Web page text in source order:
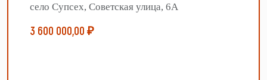
село Супсех, Советская улица, 6А
3 600 000,00 ₽